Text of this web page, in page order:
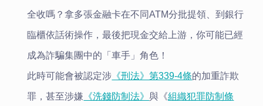
全收嗎？拿多張金融卡在不同ATM分批提領、到銀行
臨櫃依話術操作，最後把現金交給上游，你可能已經
成為詐騙集團中的「車手」角色！
此時可能會被認定涉 《刑法》第339-4條的加重詐欺
罪，甚至涉嫌 《洗錢防制法》與《組織犯罪防制條